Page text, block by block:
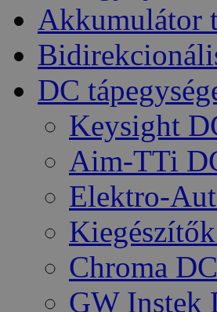
Akkumulátor
DC
Keysight
Aim-TTi
Elektro-
Chroma
GW Instek